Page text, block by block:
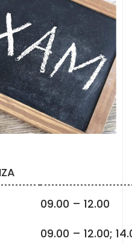
09.00 – 12.00
09.00 – 12.00;